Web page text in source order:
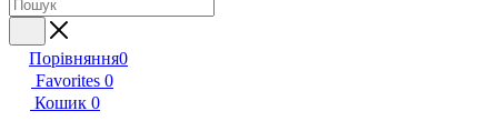
Порівняння0
Favorites 0
Кошик 0